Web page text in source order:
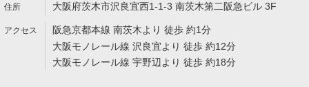
大阪府茨木市沢良宜西1-1-3 南茨木第二阪急ビル 3F
阪急京都本線 南茨木より 徒歩 約1分
大阪モノレール線 沢良宜より 徒歩 約12分
大阪モノレール線 宇野辺より 徒歩 約18分